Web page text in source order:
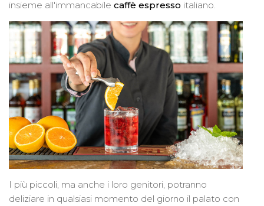
insieme all'immancabile caffè espresso italiano.
I più piccoli, ma anche i loro genitori, potranno
deliziare in qualsiasi momento del giorno il palato con